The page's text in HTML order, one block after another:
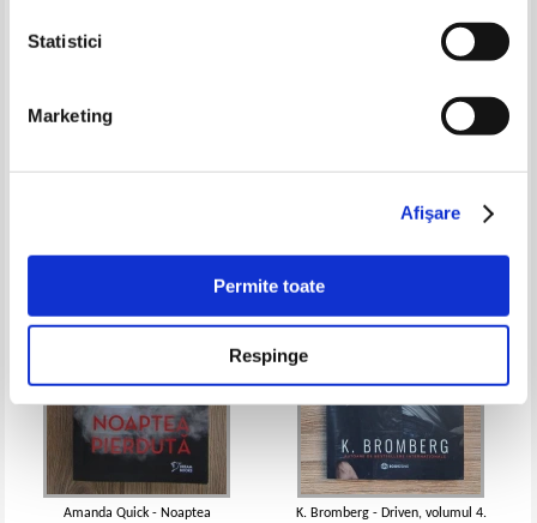
Statistici
Marketing
Afişare
Permite toate
Respinge
Vi Keeland - Interzis Cecelia Ahern - Suflete pereche
-30%
Amanda Quick - Noaptea
K. Bromberg - Driven, volumul 4.